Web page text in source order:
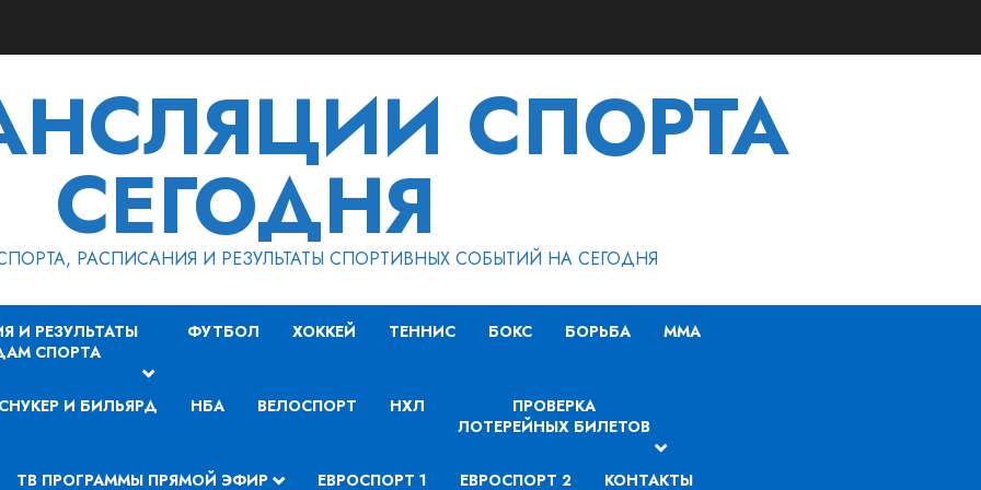
СПОРТА
СЕГОДНЯ
РАСПИСАНИЯ И РЕЗУЛЬТАТЫ СПОРТИВНЫХ СОБЫТИЙ НА СЕГОДНЯ
И РЕЗУЛЬТАТЫ
СПОРТА
ФУТБОЛ ХОККЕЙ ТЕННИС БОКС БОРЬБА MMA
СНУКЕР И БИЛЬЯРД НБА ВЕЛОСПОРТ НХЛ
ПРОВЕРКА
ЛОТЕРЕЙНЫХ БИЛЕТОВ
ТВ ПРОГРАММЫ ПРЯМОЙ ЭФИР ЕВРОСПОРТ 1 ЕВРОСПОРТ 2 КОНТАКТЫ